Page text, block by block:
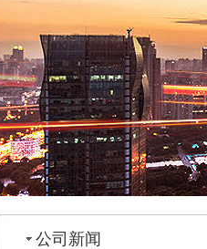
公司新闻